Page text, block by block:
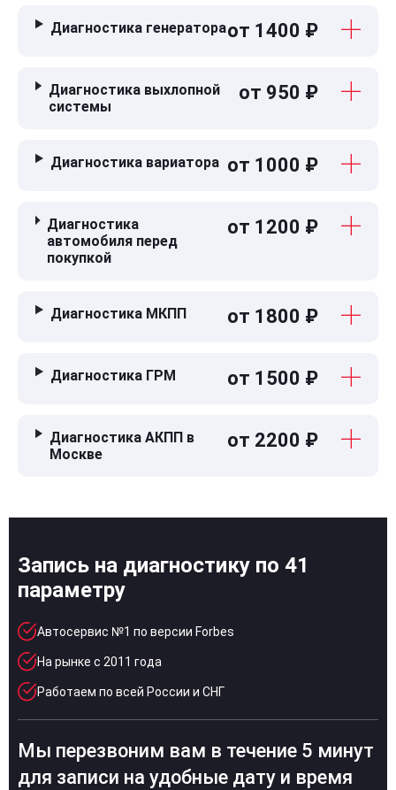
Диагностика генератораот 1400 ₽
Диагностика выхлопной
системы
от 950 ₽
Диагностика вариатора от 1000 ₽
Диагностика
автомобиля перед
покупкой
от 1200 ₽
Диагностика МКПП от 1800 ₽
Диагностика ГРМ от 1500 ₽
Диагностика АКПП в
Москве
от 2200 ₽
Запись на диагностику по 41
параметру
Автосервис №1 по версии Forbes
На рынке с 2011 года
Работаем по всей России и СНГ
Мы перезвоним вам в течение 5 минут
для записи на удобные дату и время